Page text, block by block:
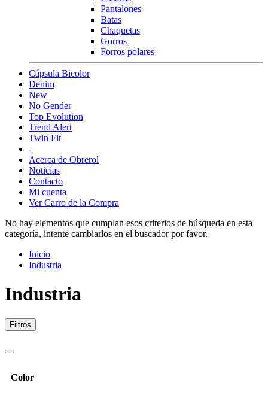
Pantalones
Batas
Chaquetas
Gorros
Forros polares
Cápsula Bicolor
Denim
New
No Gender
Top Evolution
Trend Alert
Twin Fit
-
Acerca de Obrerol
Noticias
Contacto
Mi cuenta
Ver Carro de la Compra
No hay elementos que cumplan esos criterios de búsqueda en esta
categoría, intente cambiarlos en el buscador por favor.
Inicio
Industria
Industria
Filtros
Color